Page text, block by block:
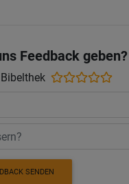
Feedback geben?
SENDEN